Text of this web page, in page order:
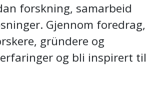
forskning, samarbeid
Gjennom foredrag,
gründere og
og bli inspirert til